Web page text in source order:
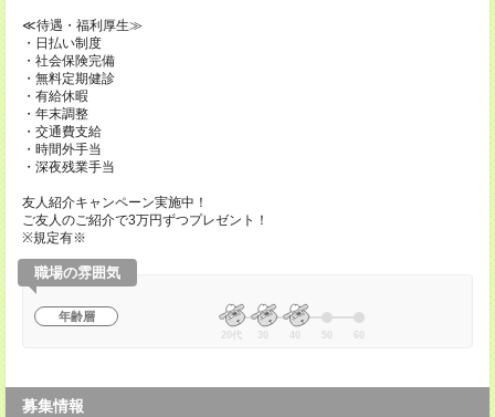
≪待遇・福利厚生≫
・日払い制度
・社会保険完備
・無料定期健診
・有給休暇
・年末調整
・交通費支給
・時間外手当
・深夜残業手当
友人紹介キャンペーン実施中！
ご友人のご紹介で3万円ずつプレゼント！
※規定有※
職場の雰囲気
年齢層
20代 30 40 50 60
募集情報